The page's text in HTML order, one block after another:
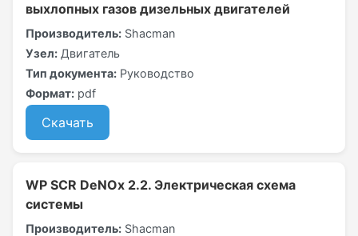
выхлопных газов дизельных двигателей
Производитель: Shacman
Узел: Двигатель
Тип документа: Руководство
Формат: pdf
Скачать
WP SCR DeNOx 2.2. Электрическая схема
системы
Производитель: Shacman